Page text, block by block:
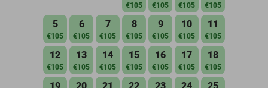
€105 €105 €105 €105
5
€105
6
€105
7
€105
8
€105
9
€105
10
€105
11
€105
12
€105
13
€105
14
€105
15
€105
16
€105
17
€105
18
€105